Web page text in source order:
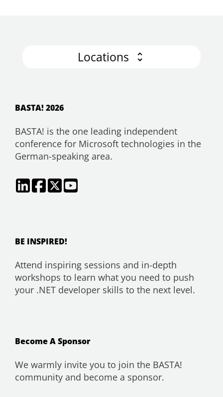
Locations
BASTA! 2026
BASTA! is the one leading independent
conference for Microsoft technologies in the
German-speaking area.
BE INSPIRED!
Attend inspiring sessions and in-depth
workshops to learn what you need to push
your .NET developer skills to the next level.
Become A Sponsor
We warmly invite you to join the BASTA!
community and become a sponsor.